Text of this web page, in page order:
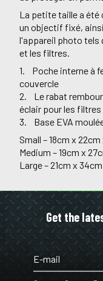
La petite taille a été
un objectif fixé,
l'appareil photo tels
et les filtres.
1. Poche interne à
couvercle
2. Le rabat
éclair pour les filtres
3. Base EVA
Small – 18cm x 22cm
Medium – 19cm x
Large – 21cm x
Get the